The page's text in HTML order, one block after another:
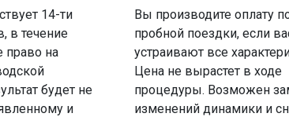
14-ти
в течение
право на
будет не
и
Вы производите оплату
пробной поездки, если
устраивают все
Цена не вырастет в ходе
процедуры. Возможен
изменений динамики и